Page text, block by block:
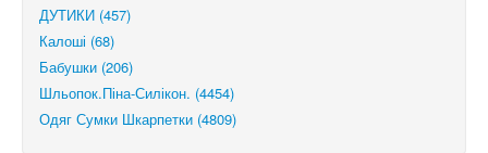
ДУТИКИ (457)
Калоші (68)
Бабушки (206)
Шльопок.Піна-Силікон. (4454)
Одяг Сумки Шкарпетки (4809)